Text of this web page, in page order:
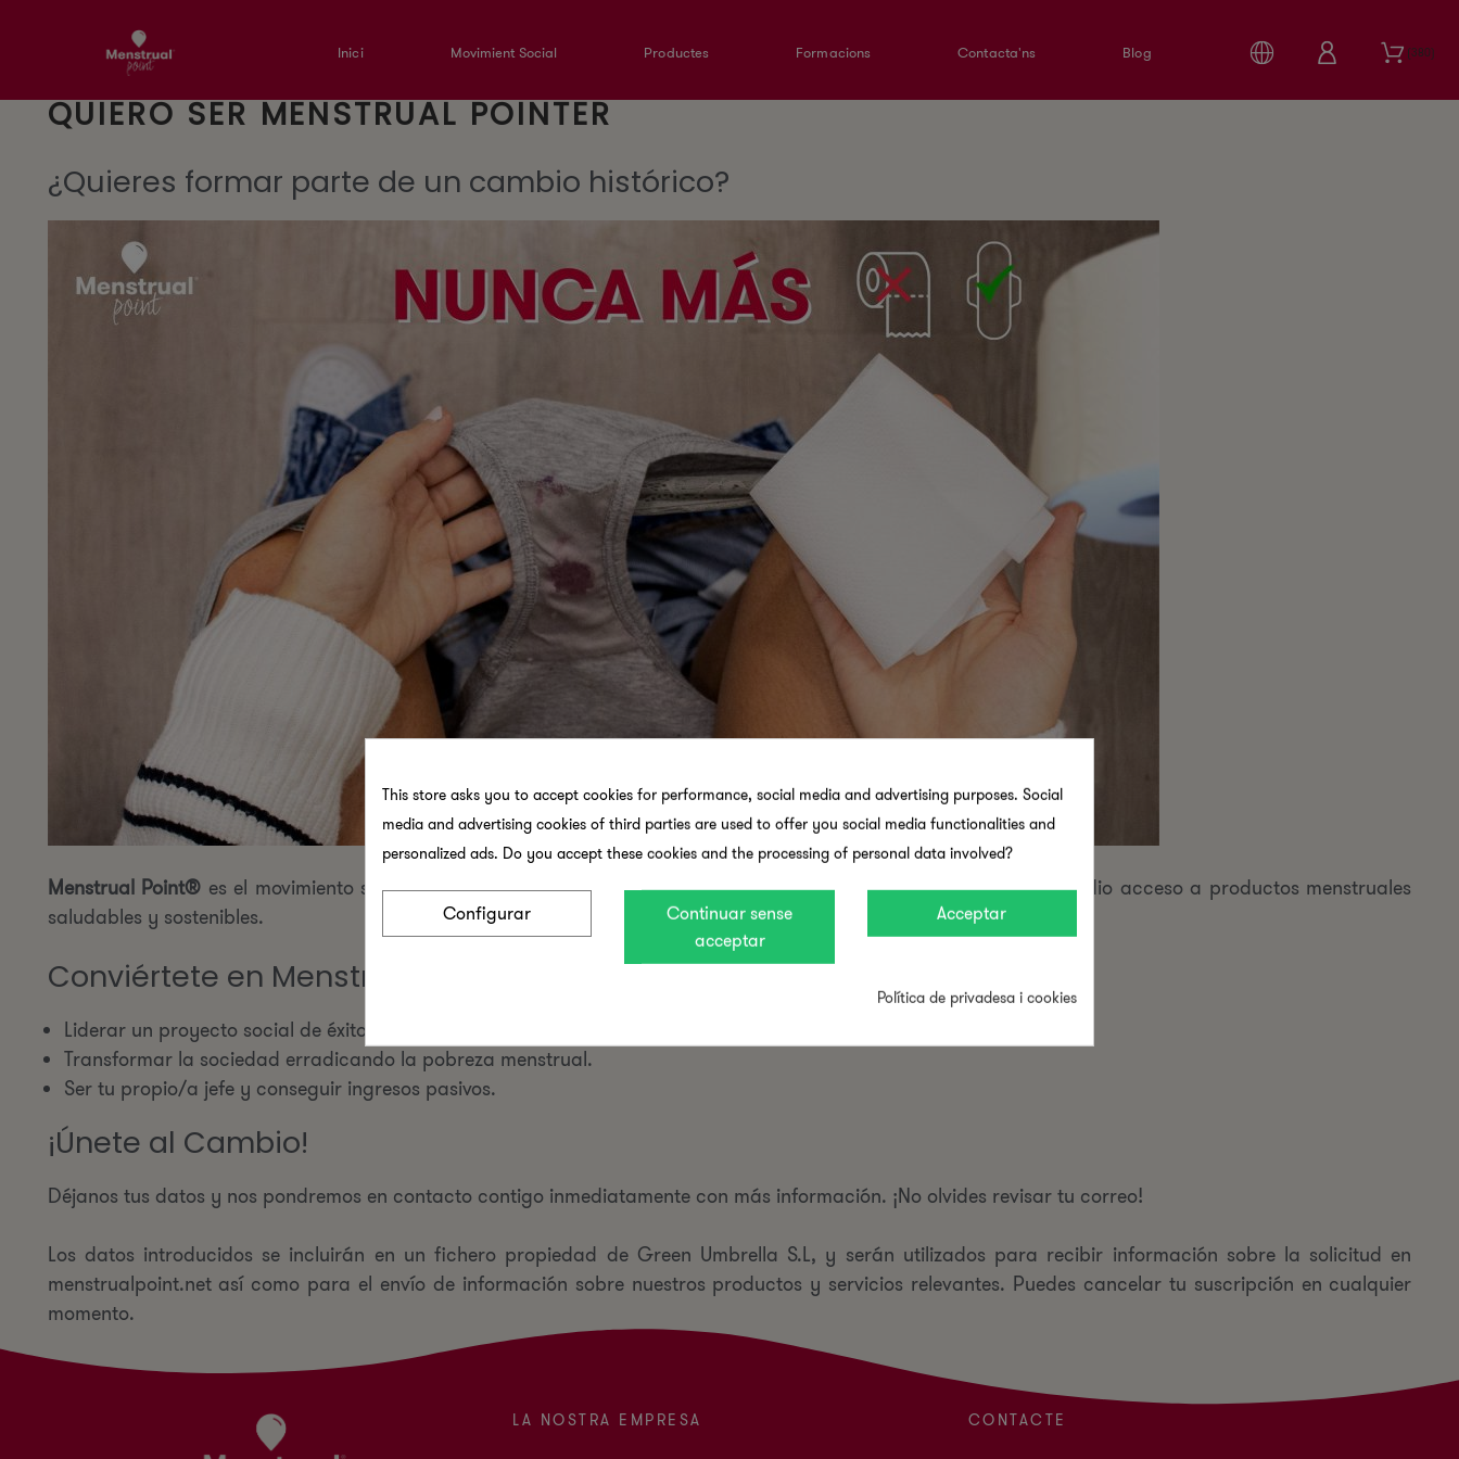
Inici Movimient Social Productes Formacions Contacta'ns Blog 380
QUIERO SER MENSTRUAL POINTER
¿Quieres formar parte de un cambio histórico?
Menstrual Point® es el movimiento social que garantiza que todas las mujeres tengan en su lugar de trabajo o estudio acceso a productos menstruales
saludables y sostenibles.
Conviértete en Menstrual Pointer y consigue:
Liderar un proyecto social de éxito con autonomía y con garantía de resultados
Transformar la sociedad erradicando la pobreza menstrual.
Ser tu propio/a jefe y conseguir ingresos pasivos.
¡Únete al Cambio!
Déjanos tus datos y nos pondremos en contacto contigo inmediatamente con más información. ¡No olvides revisar tu correo!
Los datos introducidos se incluirán en un fichero propiedad de Green Umbrella S.L, y serán utilizados para recibir información sobre la solicitud en
menstrualpoint.net así como para el envío de información sobre nuestros productos y servicios relevantes. Puedes cancelar tu suscripción en cualquier
momento.
LA NOSTRA EMPRESA CONTACTE
This store asks you to accept cookies for performance, social media and advertising purposes. Social
media and advertising cookies of third parties are used to offer you social media functionalities and
personalized ads. Do you accept these cookies and the processing of personal data involved?
Acceptar
Continuar sense
acceptar
Configurar
Política de privadesa i cookies